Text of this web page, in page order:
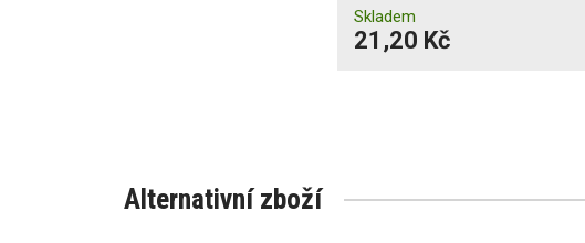
Skladem
21,20 Kč
Alternativní zboží